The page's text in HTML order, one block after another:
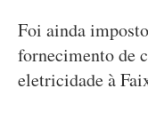
Foi ainda
fornecimento de
eletricidade à